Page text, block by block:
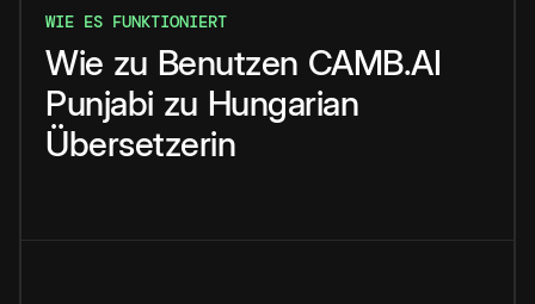
WIE ES FUNKTIONIERT
Wie zu Benutzen CAMB.AI
Punjabi zu Hungarian
Übersetzerin